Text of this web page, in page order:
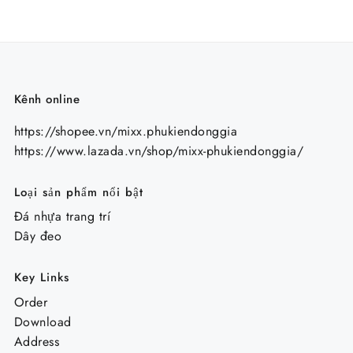
Kênh online
https://shopee.vn/mixx.phukiendonggia
https://www.lazada.vn/shop/mixx-phukiendonggia/
Loại sản phẩm nổi bật
Đá nhựa trang trí
Dây đeo
Key Links
Order
Download
Address